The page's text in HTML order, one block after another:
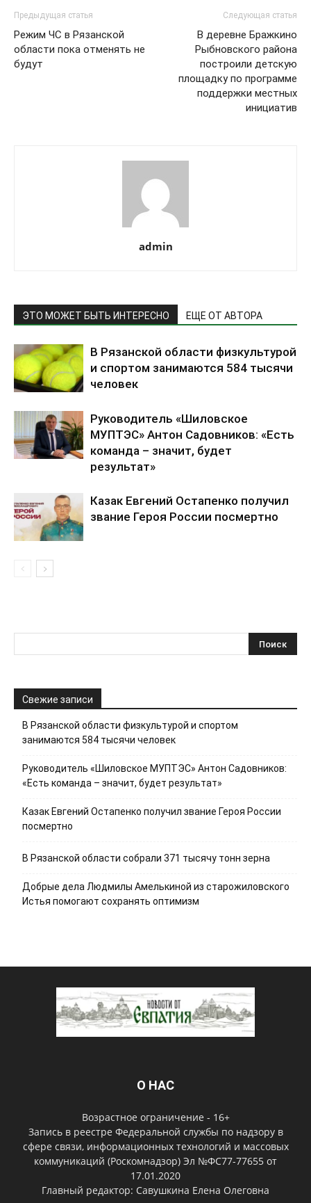
Предыдущая статья
Режим ЧС в Рязанской
области пока отменять не
будут
Следующая статья
В деревне Бражкино
Рыбновского района
построили детскую
площадку по программе
поддержки местных
инициатив
admin
ЭТО МОЖЕТ БЫТЬ ИНТЕРЕСНО ЕЩЕ ОТ АВТОРА
В Рязанской области физкультурой
и спортом занимаются 584 тысячи
человек
Руководитель «Шиловское
МУПТЭС» Антон Садовников: «Есть
команда – значит, будет
результат»
Казак Евгений Остапенко получил
звание Героя России посмертно
Свежие записи
В Рязанской области физкультурой и спортом
занимаются 584 тысячи человек
Руководитель «Шиловское МУПТЭС» Антон Садовников:
«Есть команда – значит, будет результат»
Казак Евгений Остапенко получил звание Героя России
посмертно
В Рязанской области собрали 371 тысячу тонн зерна
Добрые дела Людмилы Амелькиной из старожиловского
Истья помогают сохранять оптимизм
О НАС
Возрастное ограничение - 16+
Запись в реестре Федеральной службы по надзору в
сфере связи, информационных технологий и массовых
коммуникаций (Роскомнадзор) Эл №ФС77-77655 от
17.01.2020
Главный редактор: Савушкина Елена Олеговна